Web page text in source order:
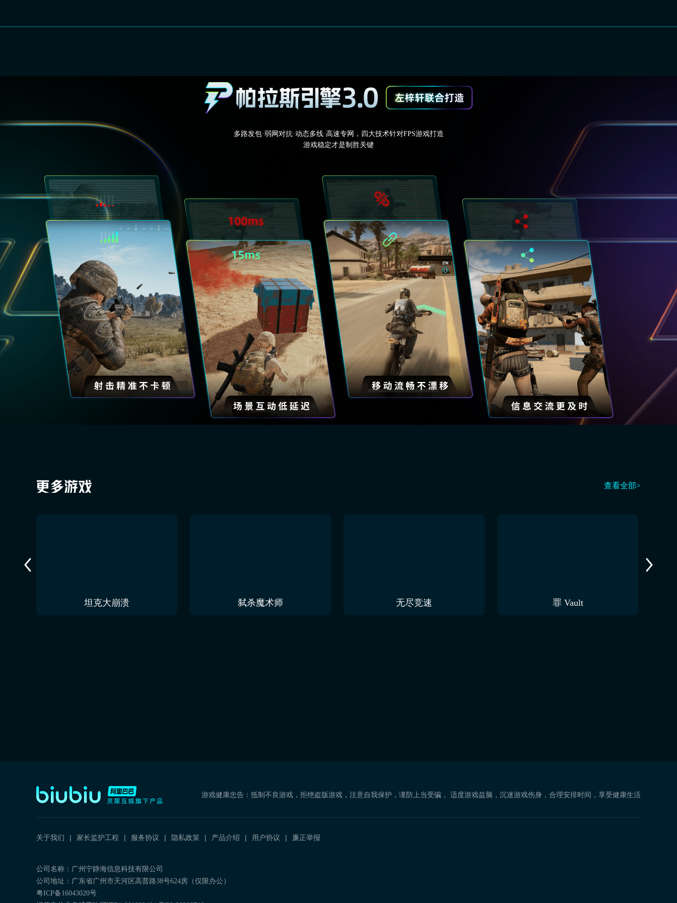
多路发包·弱网对抗·动态多线·高速专网，四大技术针对FPS游戏打造
游戏稳定才是制胜关键
查看全部>
坦克大崩溃 弑杀魔术师 无尽竞速 罪 Vault
游戏健康忠告：抵制不良游戏，拒绝盗版游戏，注意自我保护，谨防上当受骗， 适度游戏益脑，沉迷游戏伤身，合理安排时间，享受健康生活
关于我们 家长监护工程 服务协议 隐私政策 产品介绍 用户协议 廉正举报
公司名称：广州宁静海信息科技有限公司
公司地址：广东省广州市天河区高普路38号624房（仅限办公）
粤ICP备16043020号